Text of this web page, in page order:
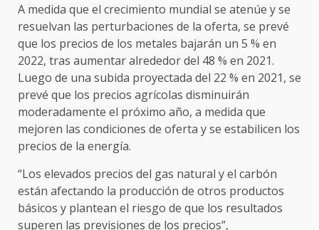
A medida que el crecimiento mundial se atenúe y se
resuelvan las perturbaciones de la oferta, se prevé
que los precios de los metales bajarán un 5 % en
2022, tras aumentar alrededor del 48 % en 2021.
Luego de una subida proyectada del 22 % en 2021, se
prevé que los precios agrícolas disminuirán
moderadamente el próximo año, a medida que
mejoren las condiciones de oferta y se estabilicen los
precios de la energía.
“Los elevados precios del gas natural y el carbón
están afectando la producción de otros productos
básicos y plantean el riesgo de que los resultados
superen las previsiones de los precios”,